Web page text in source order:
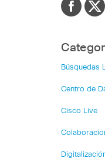
Búsquedas
Centro de
Cisco Live